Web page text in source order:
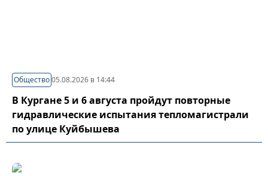
Общество05.08.2026 в 14:44
В Кургане 5 и 6 августа пройдут повторные
гидравлические испытания тепломагистрали
по улице Куйбышева